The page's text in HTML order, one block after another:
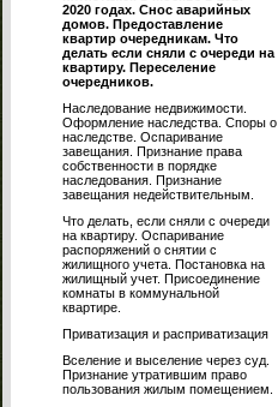
2020 годах. Снос аварийных
домов. Предоставление
квартир очередникам. Что
делать если сняли с очереди на
квартиру. Переселение
очередников.
Наследование недвижимости.
Оформление наследства. Споры о
наследстве. Оспаривание
завещания. Признание права
собственности в порядке
наследования. Признание
завещания недействительным.
Что делать, если сняли с очереди
на квартиру. Оспаривание
распоряжений о снятии с
жилищного учета. Постановка на
жилищный учет. Присоединение
комнаты в коммунальной
квартире.
Приватизация и расприватизация
Вселение и выселение через суд.
Признание утратившим право
пользования жилым помещением.